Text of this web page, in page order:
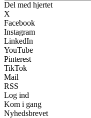
Del med hjertet
X
Facebook
Instagram
LinkedIn
YouTube
Pinterest
TikTok
Mail
RSS
Log ind
Kom i gang
Nyhedsbrevet